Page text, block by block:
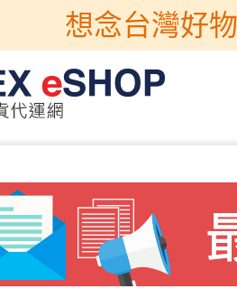
想念台灣好